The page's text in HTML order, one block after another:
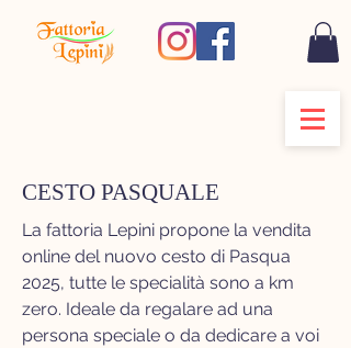
CESTO PASQUALE
La fattoria Lepini propone la vendita
online del nuovo cesto di Pasqua
2025, tutte le specialità sono a km
zero. Ideale da regalare ad una
persona speciale o da dedicare a voi